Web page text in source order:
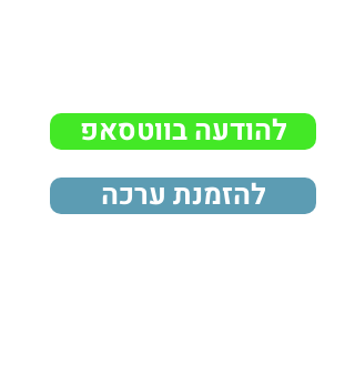
להודעה בווטסאפ
להזמנת ערכה